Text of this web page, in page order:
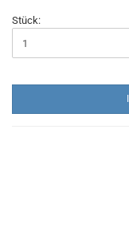
Stück: